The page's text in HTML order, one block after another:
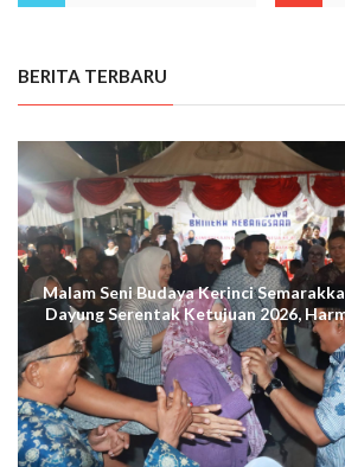
BERITA TERBARU
Malam Seni Budaya Kerinci
Dayung Serentak Ketujuan 2026,
Terus Menggema di Kuala